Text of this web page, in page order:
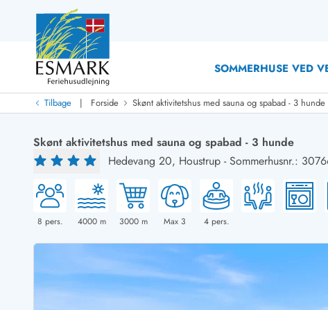
SOMMERHUSE VED
Last Minute
Last minute
Nyheder
Nyheder hos Esmark Med swimmingpoolSommerhuse med hund
Nyrenoverede sommerhuse
Sommerhuse med slutrengøring inklusive
Sommerhuse tæt ved vandet
Nybyggede sommerhuse
Røgfrie/ikke-ryger sommerhuse
Sommerhuse
Sommerhuse
Sommerhuse
Sommerhuse
Sommerhuse
Sommerhuse
Tilbage | Forside Skønt aktivitetshus med sauna og spabad - 3 hunde
Skønt aktivitetshus med sauna og spabad - 3 hunde
Hedevang 20, Houstrup -Sommerhusnr.:
8 pers. 4000m 3000m Max 3 4pers.